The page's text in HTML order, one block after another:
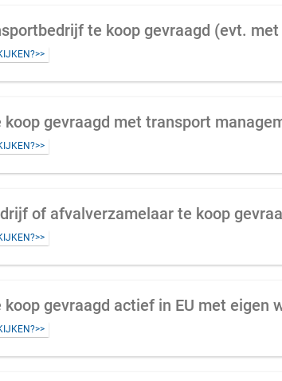
gevraagd met transport
of afvalverzamelaar te koop
gevraagd actief in EU met eigen